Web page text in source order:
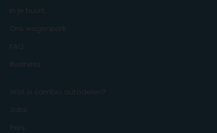
In je buurt
Ons wagenpark
FAQ
Business
Wat is cambio autodelen?
Jobs
Pers